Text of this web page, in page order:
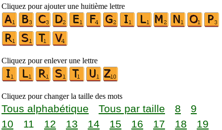
Cliquez pour ajouter une huitième lettre
Cliquez pour enlever une lettre
Cliquez pour changer la taille des mots
Tous alphabétique Tous par taille 8
9
10
11 12 13 14 15 16 17 18
19